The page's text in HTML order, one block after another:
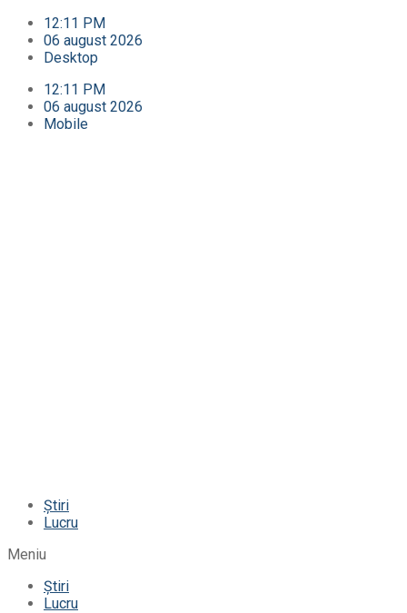
12:11 PM
06 august 2026
Desktop
12:11 PM
06 august 2026
Mobile
Știri
Lucru
Meniu
Știri
Lucru